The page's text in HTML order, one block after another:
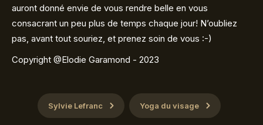
auront donné envie de vous rendre belle en vous
consacrant un peu plus de temps chaque jour! N’oubliez
pas, avant tout souriez, et prenez soin de vous :-)
Copyright @Elodie Garamond - 2023
Sylvie Lefranc Yoga du visage